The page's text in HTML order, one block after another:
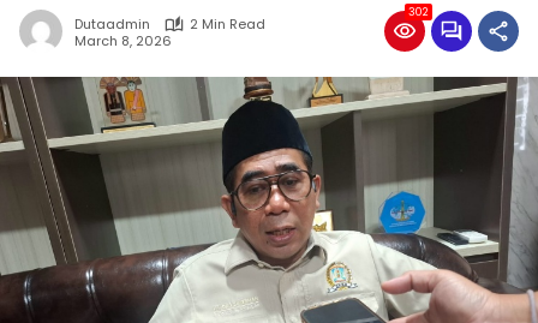
Dutaadmin
2 Min Read
March 8, 2026
302